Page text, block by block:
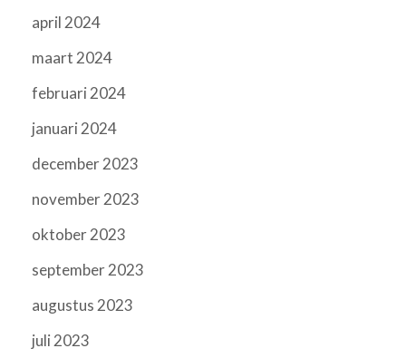
april 2024
maart 2024
februari 2024
januari 2024
december 2023
november 2023
oktober 2023
september 2023
augustus 2023
juli 2023